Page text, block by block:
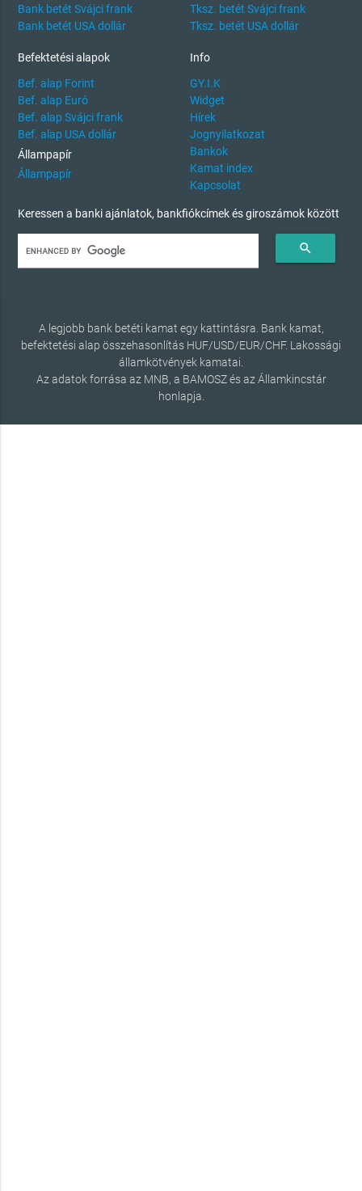
Bank betét Svájci frank
Bank betét USA dollár
Tksz. betét Svájci frank
Tksz. betét USA dollár
Befektetési alapok
Bef. alap Forint
Bef. alap Euró
Bef. alap Svájci frank
Bef. alap USA dollár
Állampapír
Állampapír
Info
GY.I.K
Widget
Hírek
Jognyilatkozat
Bankok
Kamat index
Kapcsolat
Keressen a banki ajánlatok, bankfiókcímek és giroszámok között
search
A legjobb bank betéti kamat egy kattintásra. Bank kamat,
befektetési alap összehasonlítás HUF/USD/EUR/CHF. Lakossági
államkötvények kamatai.
Az adatok forrása az MNB, a BAMOSZ és az Államkincstár
honlapja.